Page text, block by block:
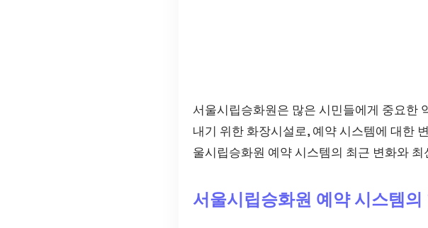
서울시립승화원은 많은 시민들에게 중요한
내기 위한 화장시설로, 예약 시스템에 대한
울시립승화원 예약 시스템의 최근 변화와
서울시립승화원 예약 시스템의